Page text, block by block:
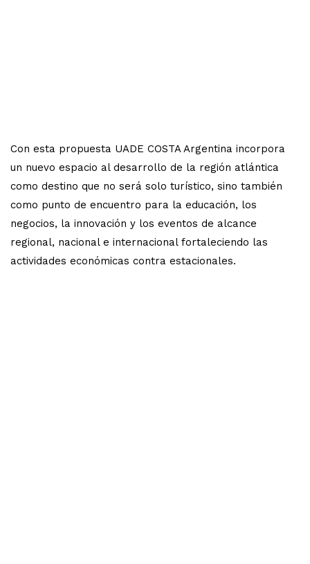
Con esta propuesta UADE COSTA Argentina incorpora
un nuevo espacio al desarrollo de la región atlántica
como destino que no será solo turístico, sino también
como punto de encuentro para la educación, los
negocios, la innovación y los eventos de alcance
regional, nacional e internacional fortaleciendo las
actividades económicas contra estacionales.